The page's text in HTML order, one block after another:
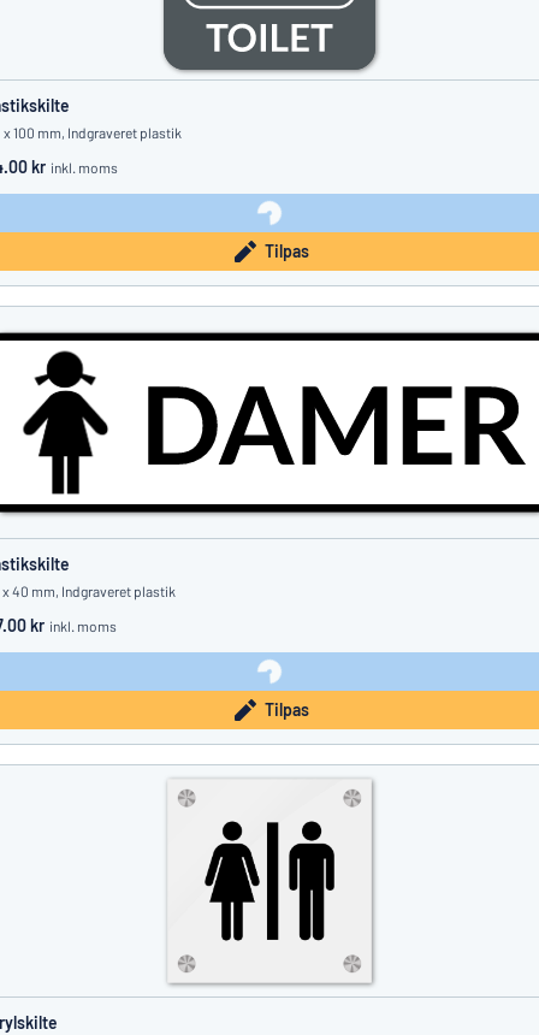
x 100 mm, Indgraveret plastik
kr inkl. moms
Tilpas
x 40 mm, Indgraveret plastik
kr inkl. moms
Tilpas